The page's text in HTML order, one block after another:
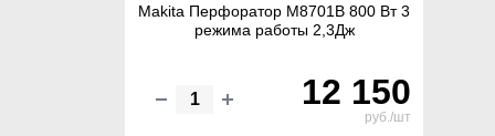
Makita Перфоратор М8701В 800 Вт 3
режима работы 2,3Дж
12 150
руб./шт